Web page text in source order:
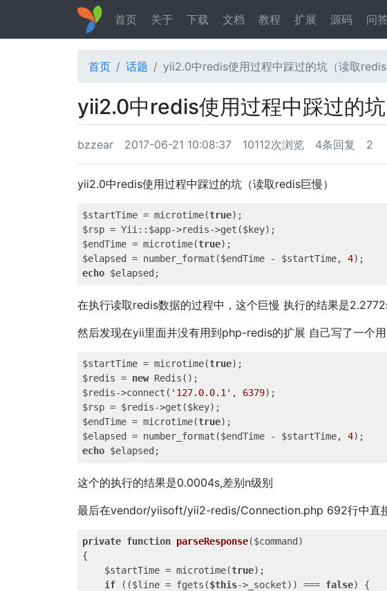
首页 关于 下载 文档 教程 扩展 源码 问答
首页 话题 yii2.0中redis使用过程中踩过的坑（读取redis
yii2.0中redis使用过程中踩过的
bzzear 2017-06-21 10:08:37 10112次浏览 4条回复 2
yii2.0中redis使用过程中踩过的坑（读取redis巨慢）
$startTime = microtime(true);
$rsp = Yii::$app->redis->get($key);
$endTime = microtime(true);
$elapsed = number_format($endTime - $startTime, 4
echo
在执行读取redis数据的过程中，这个巨慢 执行的结果是
然后发现在yii里面并没有用到php-redis的扩展 自己写了一个
$startTime = microtime(true);
$redis = new Redis();
$redis->connect( '127.0.0.1' , 6379);
$rsp = $redis->get($key);
$endTime = microtime(true);
$elapsed = number_format($endTime - $startTime, 4
echo
这个的执行的结果是0.0004s,差别n级别
最后在vendor/yiisoft/yii2-redis/Connection.php 692行中直
private function parseResponse($command)
{
    $startTime = microtime(
true);
if (($line = fgets($this->_socket)) === false) {